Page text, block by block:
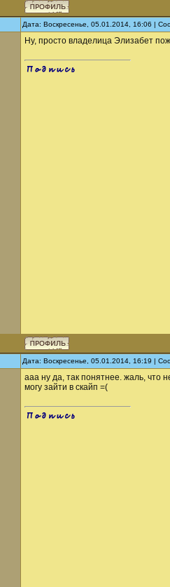
Дата: Воскресенье, 05.01.2014, 16:06 |
Ну, просто владелица Элизабет
.
Дата: Воскресенье, 05.01.2014, 16:19 |
ааа ну да, так понятнее. жаль, что
могу зайти в скайп =(
.